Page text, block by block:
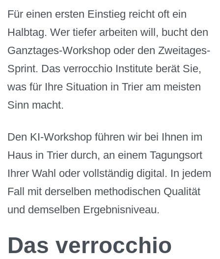
Für einen ersten Einstieg reicht oft ein
Halbtag. Wer tiefer arbeiten will, bucht den
Ganztages-Workshop oder den Zweitages-
Sprint. Das verrocchio Institute berät Sie,
was für Ihre Situation in Trier am meisten
Sinn macht.
Den KI-Workshop führen wir bei Ihnen im
Haus in Trier durch, an einem Tagungsort
Ihrer Wahl oder vollständig digital. In jedem
Fall mit derselben methodischen Qualität
und demselben Ergebnisniveau.
Das verrocchio